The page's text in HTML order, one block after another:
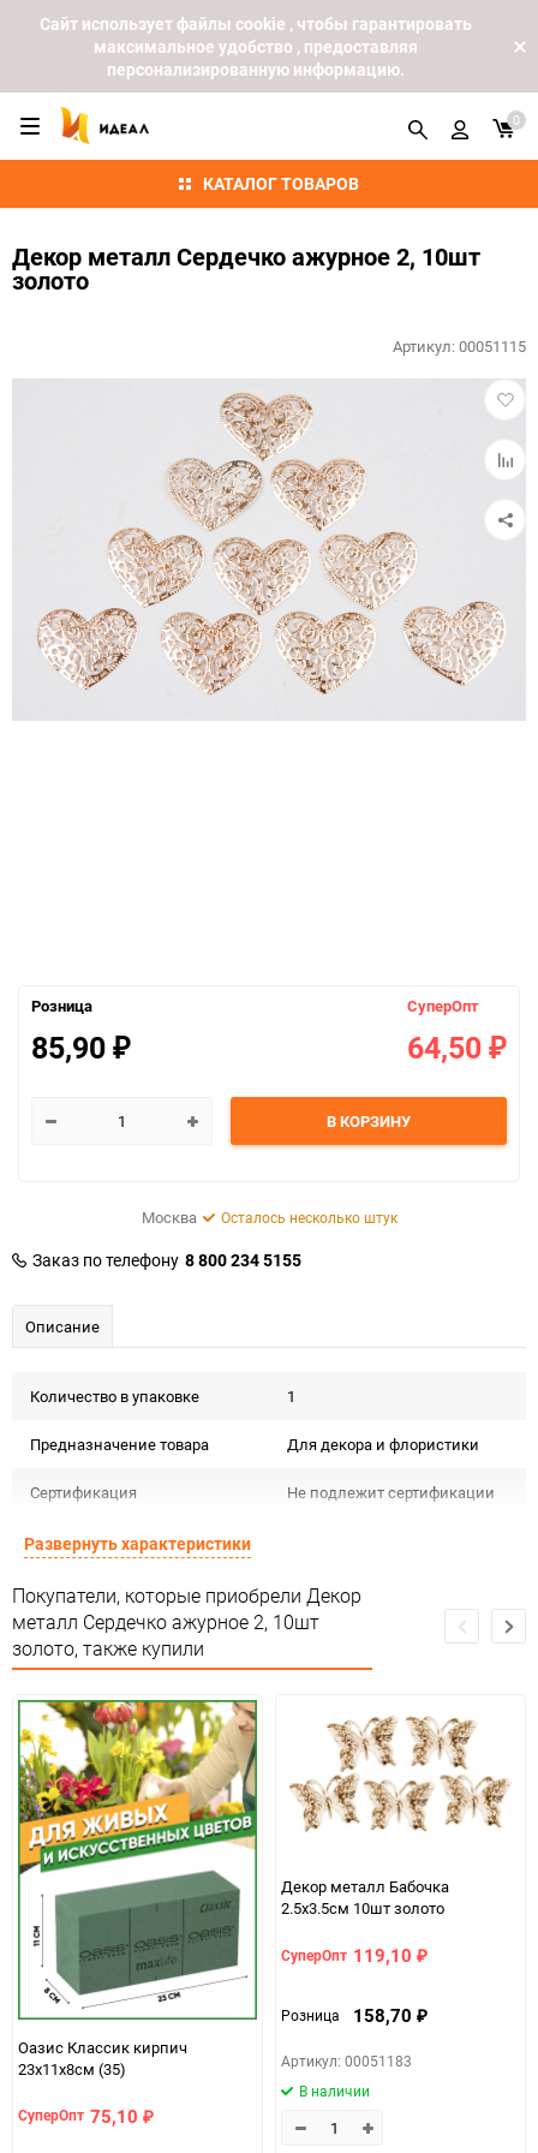
Cайт использует файлы cookie , чтобы гарантировать
максимальное удобство , предоставляя
персонализированную информацию.
КАТАЛОГ ТОВАРОВ
0
Декор металл Сердечко ажурное 2, 10шт
золото
в
к
Артикул:00051115
Розница
85,90 ₽
СуперОпт
64,50 ₽
В КОРЗИНУ
Москва Осталось несколько штук
Заказ по телефону 8 800 234 5155
Описание
Количество в упаковке 1
Предназначение товара Для декора и флористики
Сертификация Не подлежит сертификации
Минимальное количество
Количество в коробке 1
Единица измерения упак
Развернуть характеристики
Покупатели, которые приобрели Декор
металл Сердечко ажурное 2, 10шт
золото, также купили
Оазис Классик кирпич
23х11х8см (35)
СуперОпт 75,10 ₽
Декор металл Бабочка
2.5х3.5см 10шт золото
СуперОпт 119,10 ₽
Розница 158,70 ₽
Артикул: 00051183
В наличии